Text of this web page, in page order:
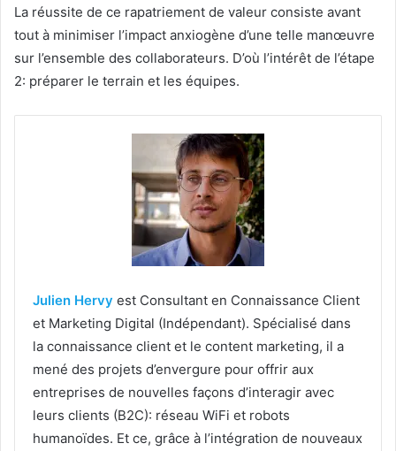
La réussite de ce rapatriement de valeur consiste avant
tout à minimiser l’impact anxiogène d’une telle manœuvre
sur l’ensemble des collaborateurs. D’où l’intérêt de l’étape
2: préparer le terrain et les équipes.
Julien Hervy est Consultant en Connaissance Client
et Marketing Digital (Indépendant). Spécialisé dans
la connaissance client et le content marketing, il a
mené des projets d’envergure pour offrir aux
entreprises de nouvelles façons d’interagir avec
leurs clients (B2C): réseau WiFi et robots
humanoïdes. Et ce, grâce à l’intégration de nouveaux